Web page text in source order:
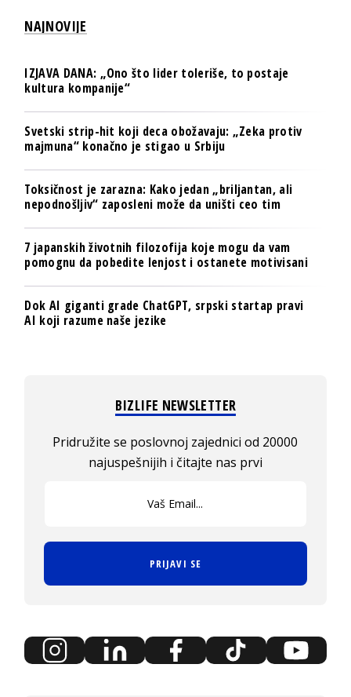
NAJNOVIJE
IZJAVA DANA: „Ono što lider toleriše, to postaje
kultura kompanije“
Svetski strip-hit koji deca obožavaju: „Zeka protiv
majmuna“ konačno je stigao u Srbiju
Toksičnost je zarazna: Kako jedan „briljantan, ali
nepodnošljiv“ zaposleni može da uništi ceo tim
7 japanskih životnih filozofija koje mogu da vam
pomognu da pobedite lenjost i ostanete motivisani
Dok AI giganti grade ChatGPT, srpski startap pravi
AI koji razume naše jezike
BIZLIFE NEWSLETTER
Pridružite se poslovnoj zajednici od 20000
najuspešnijih i čitajte nas prvi
PRIJAVI SE